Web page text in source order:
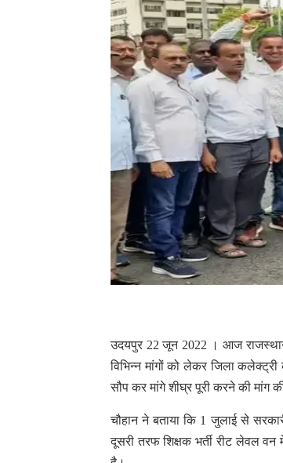
उदयपुर 22 जून 2022 । आज राजस्थान
विभिन्न मांगों को लेकर जिला
सौप कर मांगे शीघ्र पूरी करने की मांग
चौहान ने बताया कि 1 जुलाई से
दूसरी तरफ शिक्षक भर्ती रीट लेवल